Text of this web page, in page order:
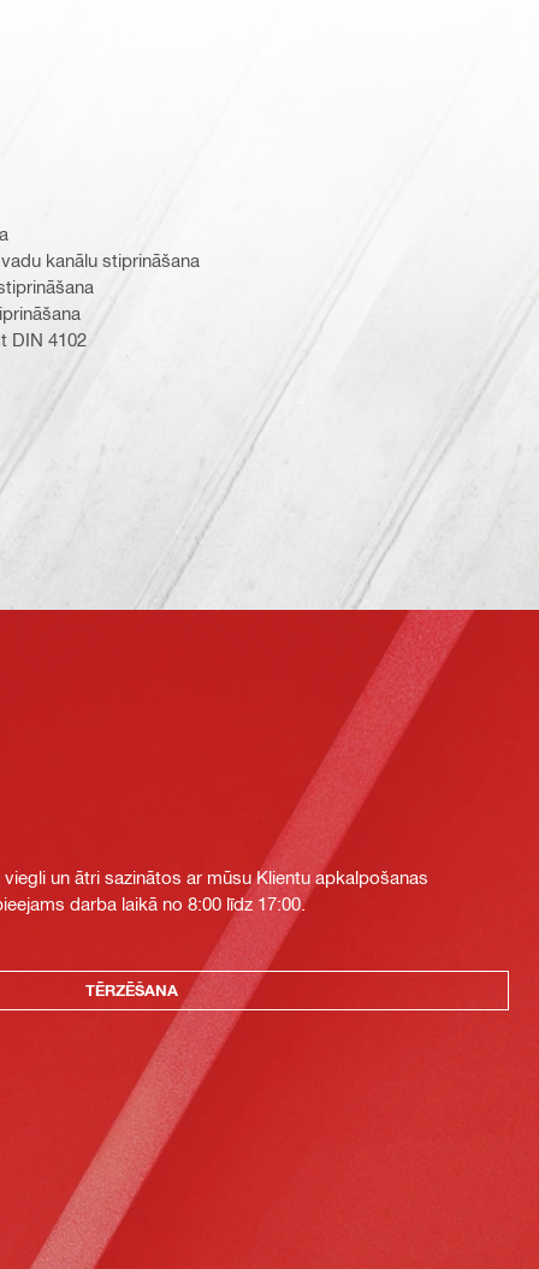
kanālu stiprināšana
DIN 4102
un ātri sazinātos ar mūsu Klientu apkalpošanas
darba laikā no 8:00 līdz 17:00.
TĒRZĒŠANA